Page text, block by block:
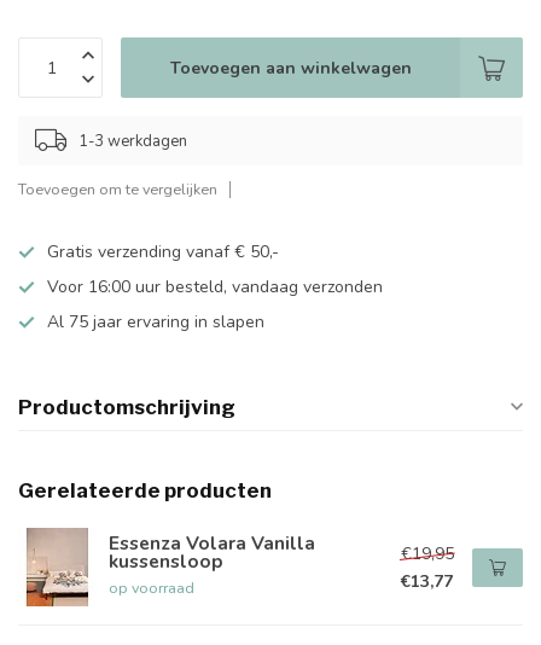
Toevoegen aan winkelwagen
1-3 werkdagen
Toevoegen om te vergelijken
Gratis verzending vanaf € 50,-
Voor 16:00 uur besteld, vandaag verzonden
Al 75 jaar ervaring in slapen
Productomschrijving
Gerelateerde producten
Essenza Volara Vanilla
kussensloop
op voorraad
€19,95
€13,77